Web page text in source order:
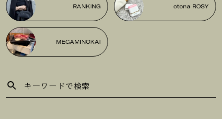
RANKING otona ROSY
MEGAMINOKAI